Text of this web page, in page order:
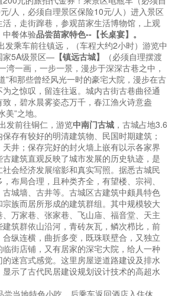
/人，必须自理景区保险10元/人）进入景区
，走街蹿巷，参观苗家生活博物馆，上观
中餐体验品尝苗家特色--【长桌宴】。
乘车前往镇远，（车程大约2小时）游览中
家5A级景区— 【镇远古城】
（必须自理摆渡
湾一画，一步一景，漫步于深深古巷之中，
”和那些曾经风光一时的豪宅大院，漫步在古
之惊叹，留连往返。城内古街古巷曲径通
，碧水晨雾姿态万千，春江渔火诗意盎
”之地。
发前往铜仁，游览中南门古城 ，古城占地3.6
存有较好的明清建筑物、民国时期建筑；
井；保存完好的封火墙上嵌有以示各家界
建筑直观反映了城市发展的历史轨迹，是
会经济发展缩影和真实写照。据悉古城民
布局合理，且种类齐全，有望楼、宗祠、
城墙、古井等。古城区古建筑中颇具特色
族而居所形成的建筑群组。其中规模较大
万家巷、张家巷、飞山庙、福音堂、天主
筑群依山沿河，青砖灰瓦，鳞次栉比，前
纵连横，曲折多变，既珠联壁合，又独立
街店铺，又有居家的深宅大院，给人一种
迷宫式感觉。这里房屋逆道路建设及排水
示了古代民居建设规划设计技术的高超水
当地特色小吃，后乘车返回酒店入住休